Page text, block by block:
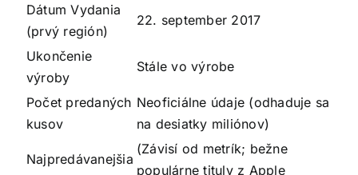
Dátum Vydania
(prvý región)
22. september 2017
Ukončenie
výroby
Stále vo výrobe
Počet predaných
kusov
Neoficiálne údaje (odhaduje sa
na desiatky miliónov)
Najpredávanejšia
(Závisí od metrík; bežne
populárne tituly z Apple